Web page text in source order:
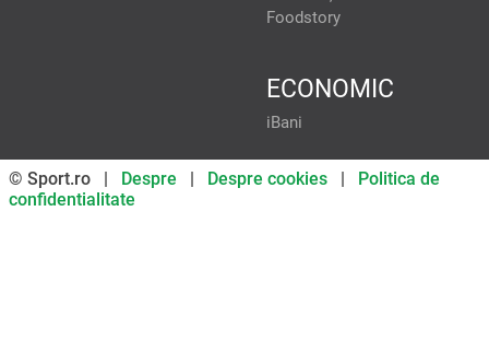
Foodstory
ECONOMIC
iBani
© Sport.ro | Despre | Despre cookies | Politica de
confidentialitate